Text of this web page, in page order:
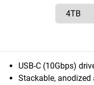
USB-C (10Gbps)
Stackable,